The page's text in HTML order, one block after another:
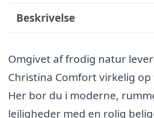
Beskrivelse
Omgivet af frodig natur
Christina Comfort virkelig op
Her bor du i moderne,
lejligheder med en rolig